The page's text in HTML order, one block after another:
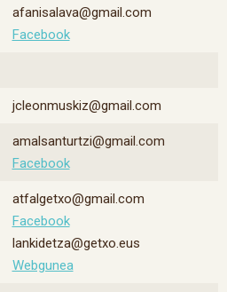
afanisalava@gmail.com
Facebook
jcleonmuskiz@gmail.com
amalsanturtzi@gmail.com
Facebook
atfalgetxo@gmail.com
Facebook
lankidetza@getxo.eus
Webgunea